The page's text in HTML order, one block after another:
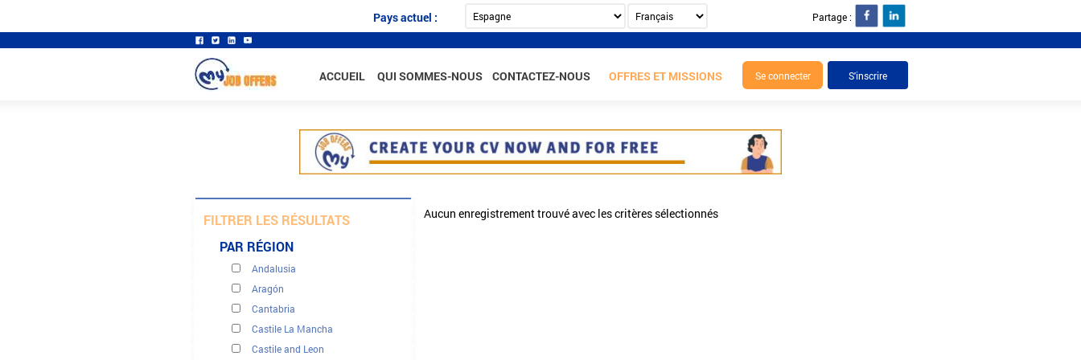
Pays actuel : Partage :
ACCUEIL QUI SOMMES-NOUS CONTACTEZ-NOUS OFFRES ET MISSIONS
FILTRER LES RÉSULTATS
PAR RÉGION
Andalusia
Aragón
Cantabria
Castile La Mancha
Castile and Leon
Banques - finance - assurance
Btp - génie civil
Clients, centres d'appels
Commerce et distribution
Direction exécutive
Aucun enregistrement trouvé avec les critères sélectionnés